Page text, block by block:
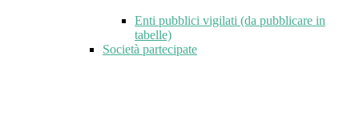
Enti pubblici vigilati (da pubblicare in
tabelle)
Società partecipate